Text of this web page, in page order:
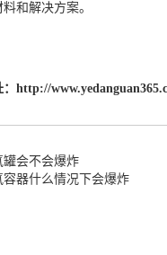
和解决方案。
http://
罐会不会爆炸
容器什么情况下会爆炸